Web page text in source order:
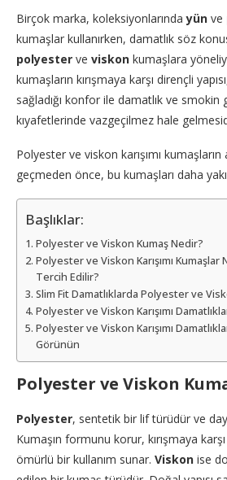
Birçok marka, koleksiyonlarındayün ve
kumaşlar kullanırken, damatlık söz
polyester ve viskon kumaşlara
kumaşların kırışmaya karşı dirençli
sağladığı konfor ile damatlık ve smokin
kıyafetlerinde vazgeçilmez hale
Polyester ve viskon karışımı kumaşların
geçmeden önce, bu kumaşları daha
Başlıklar:
Polyester ve Viskon Kumaş Nedir?
Polyester ve Viskon Karışımı Kumaşlar
Tercih Edilir?
Slim Fit Damatlıklarda Polyester ve
Polyester ve Viskon Karışımı
Polyester ve Viskon Karışımı
Görünün
Polyester ve Viskon
Polyester, sentetik bir lif türüdür ve
Kumaşın formunu korur, kırışmaya
ömürlü bir kullanım sunar. Viskon ise